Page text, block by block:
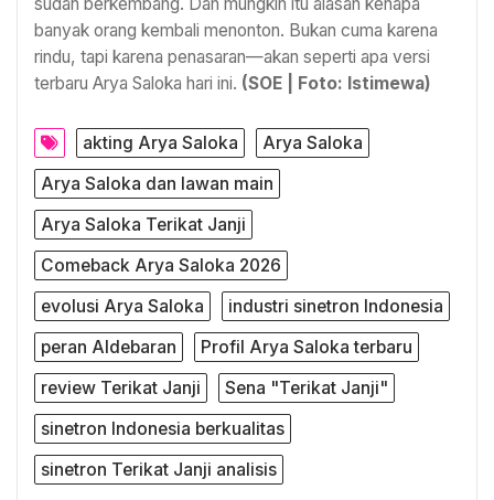
banyak orang kembali menonton. Bukan cuma karena
rindu, tapi karena penasaran—akan seperti apa versi
terbaru Arya Saloka hari ini. (SOE | Foto: Istimewa)
akting Arya Saloka
Arya Saloka
Arya Saloka dan lawan main
Arya Saloka Terikat Janji
Comeback Arya Saloka 2026
evolusi Arya Saloka
industri sinetron Indonesia
peran Aldebaran
Profil Arya Saloka terbaru
review Terikat Janji
Sena "Terikat Janji"
sinetron Indonesia berkualitas
sinetron Terikat Janji analisis